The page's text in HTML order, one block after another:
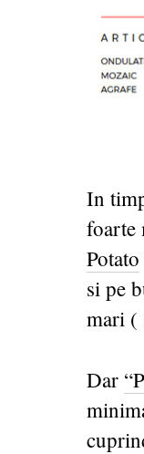
In
foarte
Potato
si pe
mari (
Dar